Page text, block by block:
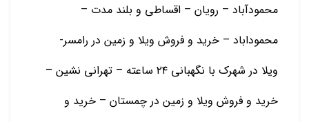
محمودآباد – رویان – اقساطی و بلند مدت –
محموداباد – خرید و فروش ویلا و زمین در رامسر-
ویلا در شهرک با نگهبانی ۲۴ ساعته – تهرانی نشین –
خرید و فروش ویلا و زمین در چمستان – خرید و